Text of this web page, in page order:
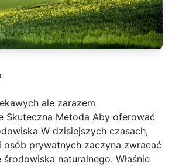
ale zarazem
Skuteczna Metoda Aby oferować
W dzisiejszych czasach,
prywatnych zaczyna zwracać
naturalnego. Właśnie